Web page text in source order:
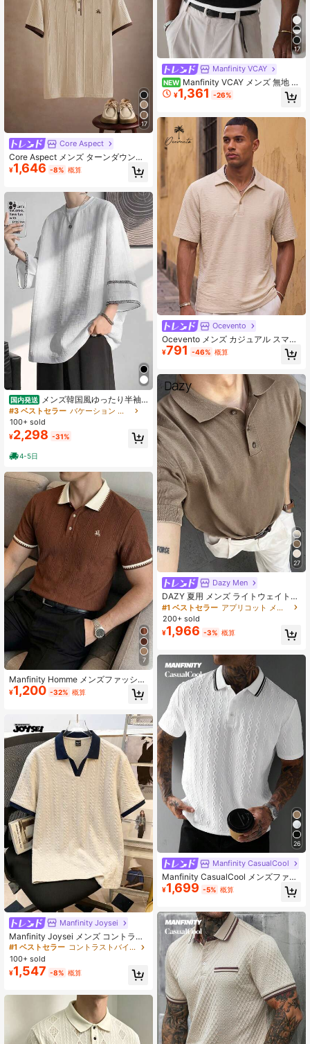
17
Core Aspect
Core Aspect メンズ ターンダウンカ
ラー 半袖ポロシャツ、ニットクロシ
ェ生地、メンズ 刺繍ポロシャツ、メ
ボタンポロシャツ、日常のお出か
け、友人との集まり、カジュアルな
週末に最適、彼氏や夫への素晴らし
いギフト、ポロシャツ
¥1,646 -8% 概算
国内発送 メンズ韓国風ゆったり半袖
日本風ミニマルデザイン 配色ディテ
ールデザイン ゆったりシルエット 四
季対応 多シーンに合わせやすいファ
ッションアイテム 男子必須 夏服
#3 ベストセラー
バケーション メンズポロシャツ
100+ sold
¥2,298 -31%
4-5日
7
Manfinity Homme メンズファッショ
ン カジュアル通勤 半袖ポロシャツ、
メンズニットジャガードトップ、メ
ージスタイル、オールドマネールッ
ク、デイリーカジュアル、週末旅
行、ボーイフレンド/夫へのギフト、
パーティー、夏休み、ビーチウェ
ア、ハワイアンウェディング、春夏
ウェアに適しています。
¥1,200 -32% 概算
Manfinity Joysei
Manfinity Joysei メンズ コントラス
トカラー 半袖 カジュアル通勤ポロシ
ャツ
#1 ベストセラー
コントラストバインディング メンズポロシャツ
100+ sold
¥1,547 -8% 概算
17
Manfinity VCAY
NEW Manfinity VCAY メンズ 無地 ボ
タン ハーフプラケット カジュアルベ
スト 2枚組
¥1,361 -26%
Ocevento
Ocevento メンズ カジュアル スマー
トカジュアル 無地 ポロシャツ 折り
返し襟 半袖 夏 バケーション 父の日
¥791 -46% 概算
27
Dazy Men
DAZY 夏用 メンズ ライトウェイト
ハーフジップ 無地杏色ニットセータ
ー
#1 ベストセラー
アプリコット メンズニットトップス
200+ sold
¥1,966 -3% 概算
26
Manfinity CasualCool
Manfinity CasualCool メンズファッ
ション カジュアル通勤 半袖ポロシャ
ツ、メンズニットジャカードトッ
シャツ、日常カジュアル、週末旅
行、アウトドアアクティビティ、リ
ラックスした職場環境またはセミフ
ォーマルな場面に適しています。ボ
ーイフレンド/夫へのギフト、記念日/
誕生日ギフト、パーティーとして使
用できます。
¥1,699 -5% 概算